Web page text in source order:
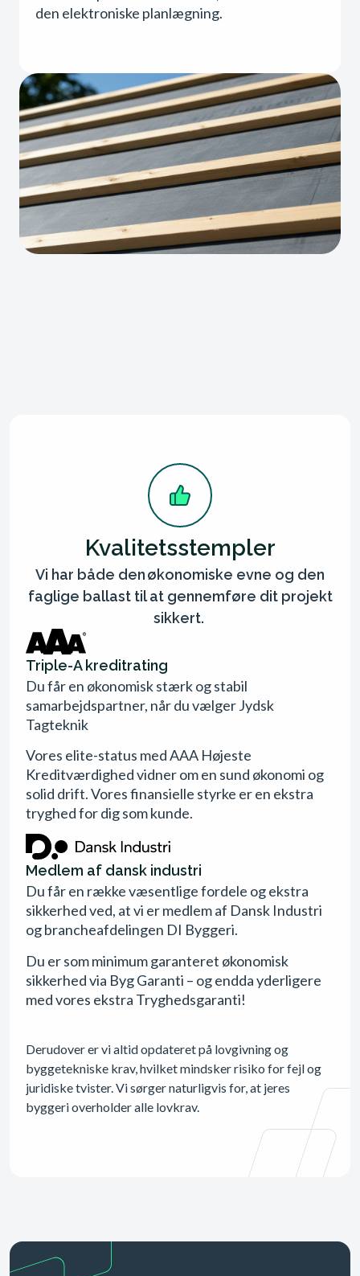
den elektroniske planlægning.
Kvalitetsstempler
Vi har både den økonomiske evne og den
faglige ballast til at gennemføre dit projekt
sikkert.
Triple-A kreditrating
Du får en økonomisk stærk og stabil
samarbejdspartner, når du vælger Jydsk
Tagteknik
Vores elite-status med AAA Højeste
Kreditværdighed vidner om en sund økonomi og
solid drift. Vores finansielle styrke er en ekstra
tryghed for dig som kunde.
Medlem af dansk industri
Du får en række væsentlige fordele og ekstra
sikkerhed ved, at vi er medlem af Dansk Industri
og brancheafdelingen DI Byggeri.
Du er som minimum garanteret økonomisk
sikkerhed via Byg Garanti – og endda yderligere
med vores ekstra Tryghedsgaranti!
Derudover er vi altid opdateret på lovgivning og
byggetekniske krav, hvilket mindsker risiko for fejl og
juridiske tvister. Vi sørger naturligvis for, at jeres
byggeri overholder alle lovkrav.